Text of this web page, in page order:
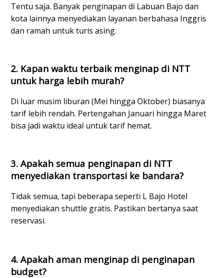
Tentu saja. Banyak penginapan di Labuan Bajo dan
kota lainnya menyediakan layanan berbahasa Inggris
dan ramah untuk turis asing.
2. Kapan waktu terbaik menginap di NTT
untuk harga lebih murah?
Di luar musim liburan (Mei hingga Oktober) biasanya
tarif lebih rendah. Pertengahan Januari hingga Maret
bisa jadi waktu ideal untuk tarif hemat.
3. Apakah semua penginapan di NTT
menyediakan transportasi ke bandara?
Tidak semua, tapi beberapa seperti L Bajo Hotel
menyediakan shuttle gratis. Pastikan bertanya saat
reservasi.
4. Apakah aman menginap di penginapan
budget?